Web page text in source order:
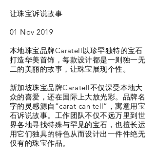
让珠宝诉说故事
01 Nov 2019
本地珠宝品牌Caratell以珍罕独特的宝石
打造华美首饰，每款设计都是一则独一无
二的美丽的故事，让珠宝展现个性。
新加坡珠宝品牌Caratell不仅深受本地大
众的喜爱，还在国际上大放光彩。品牌名
字的灵感源自“carat can tell”，寓意用宝
石诉说故事。工作团队不仅不远万里到世
界各地寻找特殊与罕见的宝石，也擅长运
用它们独具的特色从而设计出一件件绝无
仅有的珠宝作品。